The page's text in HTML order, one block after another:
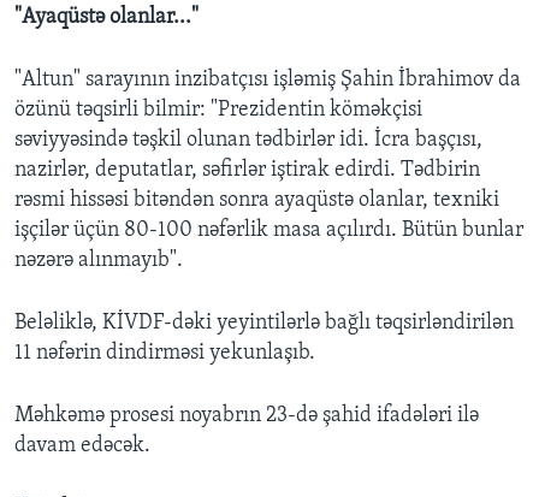
"Ayaqüstə olanlar..."
"Altun" sarayının inzibatçısı işləmiş Şahin İbrahimov da
özünü təqsirli bilmir: "Prezidentin köməkçisi
səviyyəsində təşkil olunan tədbirlər idi. İcra başçısı,
nazirlər, deputatlar, səfirlər iştirak edirdi. Tədbirin
rəsmi hissəsi bitəndən sonra ayaqüstə olanlar, texniki
işçilər üçün 80-100 nəfərlik masa açılırdı. Bütün bunlar
nəzərə alınmayıb".
Beləliklə, KİVDF-dəki yeyintilərlə bağlı təqsirləndirilən
11 nəfərin dindirməsi yekunlaşıb.
Məhkəmə prosesi noyabrın 23-də şahid ifadələri ilə
davam edəcək.